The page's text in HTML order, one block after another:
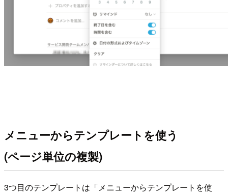
メニューからテンプレートを使う
(ページ単位の複製)
3つ目のテンプレートは「メニューからテンプレートを使